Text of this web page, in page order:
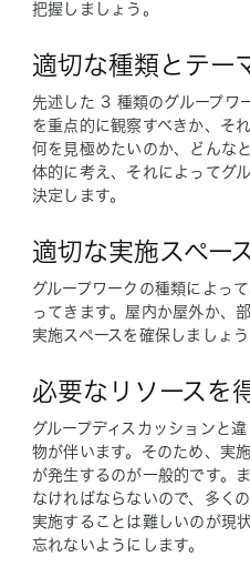
把握しましょう。
適切な種類とテー
先述した 3 種類のグループワ
を重点的に観察すべきか、そ
何を見極めたいのか、どんな
体的に考え、それによってグ
決定します。
適切な実施スペー
グループワークの種類によっ
ってきます。屋内か屋外か、
実施スペースを確保しましょう
必要なリソースを
グループディスカッションと
物が伴います。そのため、実
が発生するのが一般的です。
なければならないので、多く
実施することは難しいのが現
忘れないようにします。